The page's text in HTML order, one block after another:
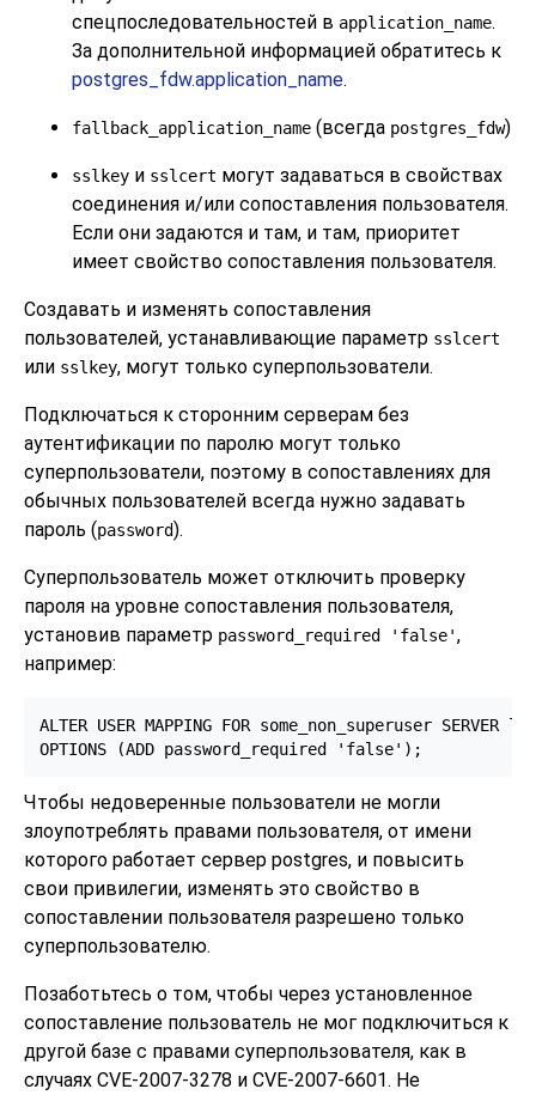
спецпоследовательностей в application_name.
За дополнительной информацией обратитесь к
postgres_fdw.application_name.
fallback_application_name (всегда postgres_fdw)
sslkey и sslcert могут задаваться в свойствах
соединения и/или сопоставления пользователя.
Если они задаются и там, и там, приоритет
имеет свойство сопоставления пользователя.
Создавать и изменять сопоставления
пользователей, устанавливающие параметр sslcert
или sslkey, могут только суперпользователи.
Подключаться к сторонним серверам без
аутентификации по паролю могут только
суперпользователи, поэтому в сопоставлениях для
обычных пользователей всегда нужно задавать
пароль (password).
Суперпользователь может отключить проверку
пароля на уровне сопоставления пользователя,
установив параметр password_required 'false',
например:
ALTER USER MAPPING FOR some_non_superuser SERVER
OPTIONS (ADD password_required 'false');
Чтобы недоверенные пользователи не могли
злоупотреблять правами пользователя, от имени
которого работает сервер postgres, и повысить
свои привилегии, изменять это свойство в
сопоставлении пользователя разрешено только
суперпользователю.
Позаботьтесь о том, чтобы через установленное
сопоставление пользователь не мог подключиться к
другой базе с правами суперпользователя, как в
случаях CVE-2007-3278 и CVE-2007-6601. Не